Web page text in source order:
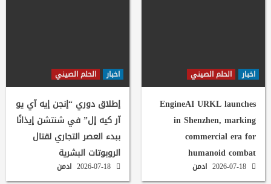
اخبار الحلم الصيني
EngineAI URKL launches
in Shenzhen, marking
commercial era for
humanoid combat
ادمن
اخبار الحلم الصيني
إطلاق دوري “إنجن إيه آي يو
آر كيه إل” في شنتشن إيذانًا
ببدء العصر التجاري لقتال
الروبوتات البشرية
ادمن